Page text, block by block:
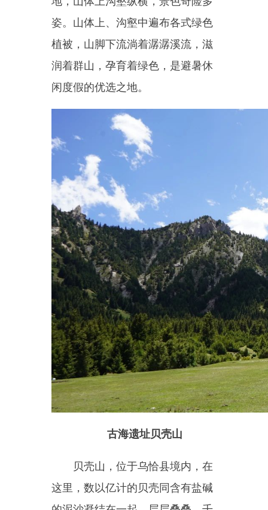
天山昆仑山两山交汇地貌
天山山脉、昆仑山脉在帕米尔
高原上交汇，此交汇处地理特征明
显。天山山脉在此处呈驼色，东西
走向，分隔准噶尔、塔里木两大盆
地，是亚洲高大山系之一，平均海
拔4000 米以上；昆仑山脉在此处呈
米以上。在这里，可以眼望两
轰轰烈烈的造山运动，属世界级自